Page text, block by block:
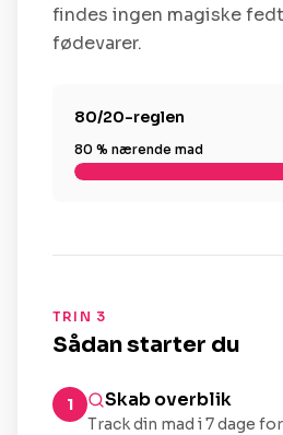
findes ingen magiske
fødevarer.
80/20-reglen
80 % nærende mad
TRIN 3
Sådan starter du
1 Skab overblik
Track din mad i 7 dage